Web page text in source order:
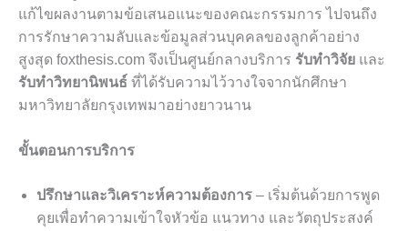
แก้ไขผลงานตามข้อเสนอแนะของคณะกรรมการ ไปจนถึง
การรักษาความลับและข้อมูลส่วนบุคคลของลูกค้าอย่าง
สูงสุด foxthesis.com จึงเป็นศูนย์กลางบริการ รับทำวิจัย และ
รับทำวิทยานิพนธ์ ที่ได้รับความไว้วางใจจากนักศึกษา
มหาวิทยาลัยกรุงเทพมาอย่างยาวนาน
ขั้นตอนการบริการ
ปรึกษาและวิเคราะห์ความต้องการ – เริ่มต้นด้วยการพูด
คุยเพื่อทำความเข้าใจหัวข้อ แนวทาง และวัตถุประสงค์